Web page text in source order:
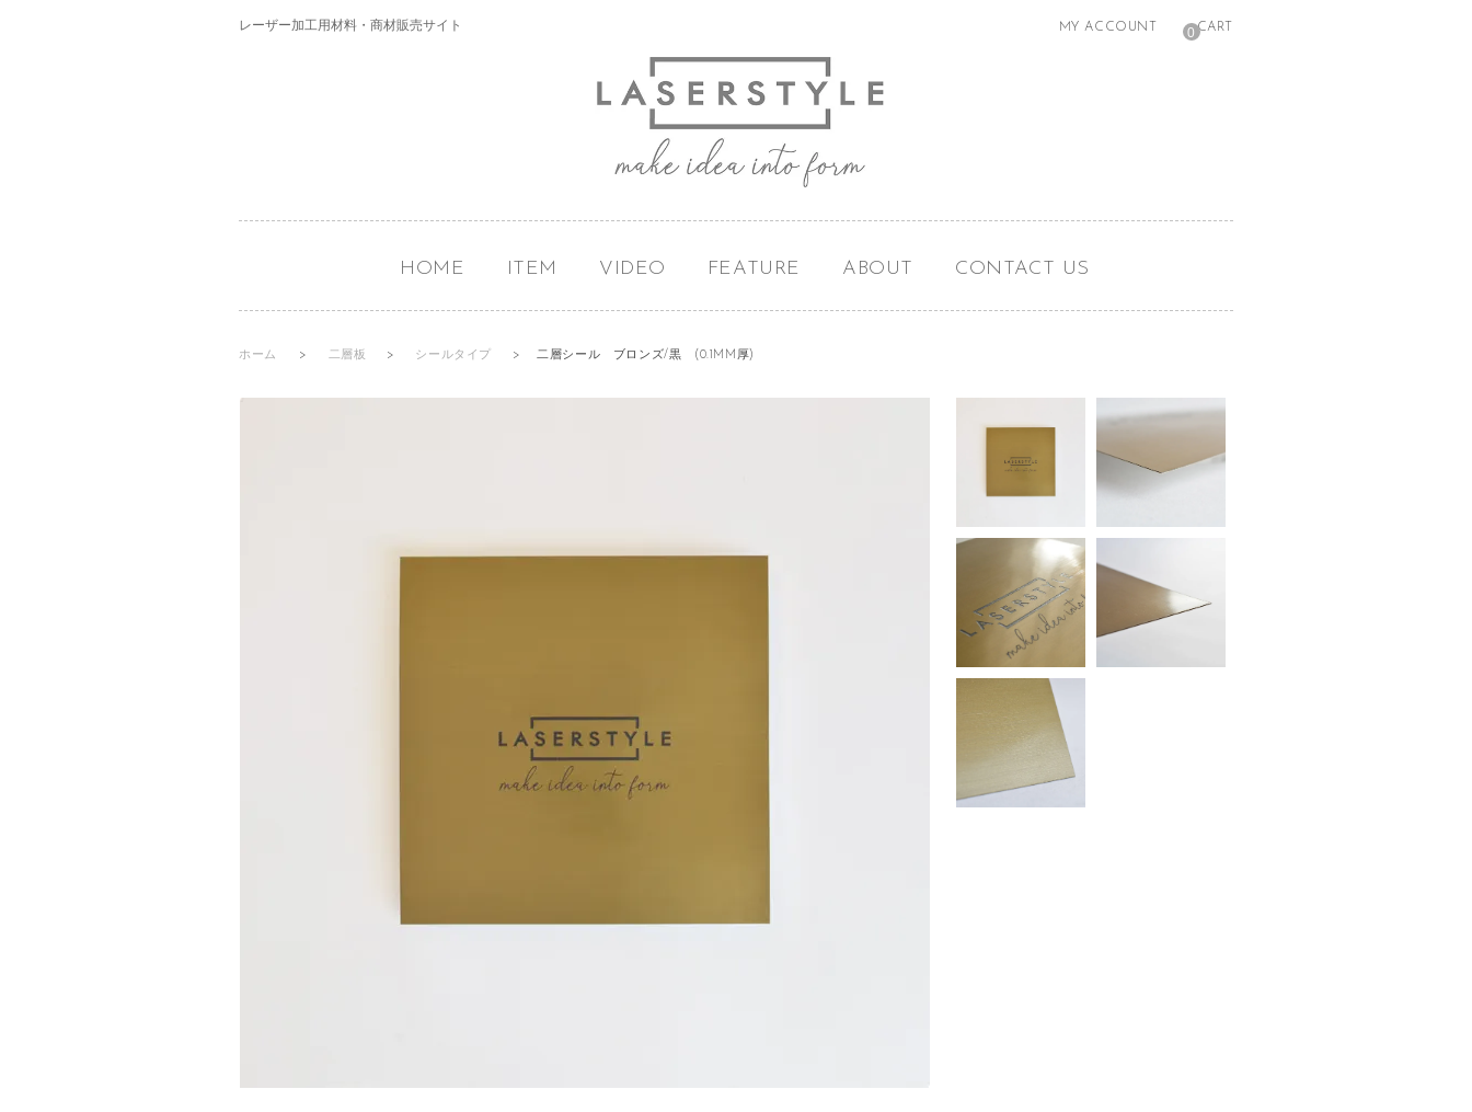
レーザー加工用材料・商材販売サイト MY ACCOUNT 0 CART
HOME ITEM VIDEO FEATURE ABOUT CONTACT US
ホーム > 二層板 > シールタイプ > 二層シール ブロンズ/黒 (0.1MM厚)